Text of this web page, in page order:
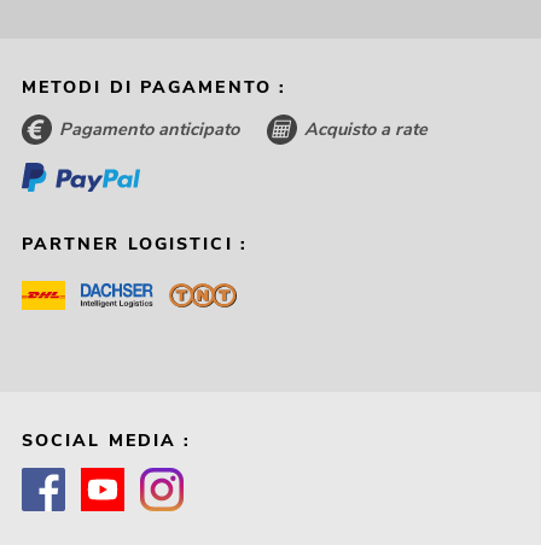
METODI DI PAGAMENTO :
Pagamento anticipato Acquisto a rate
PARTNER LOGISTICI :
SOCIAL MEDIA :